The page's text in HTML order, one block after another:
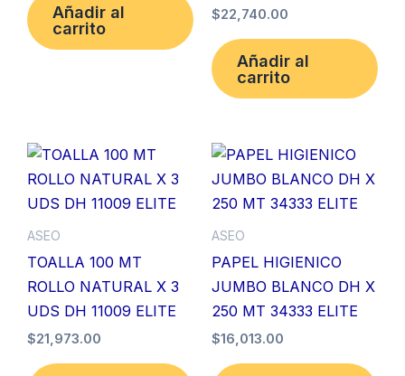
Añadir al
carrito
$22,740.00
Añadir al
carrito
ASEO
TOALLA 100 MT
ROLLO NATURAL X 3
UDS DH 11009 ELITE
$21,973.00
ASEO
PAPEL HIGIENICO
JUMBO BLANCO DH X
250 MT 34333 ELITE
$16,013.00